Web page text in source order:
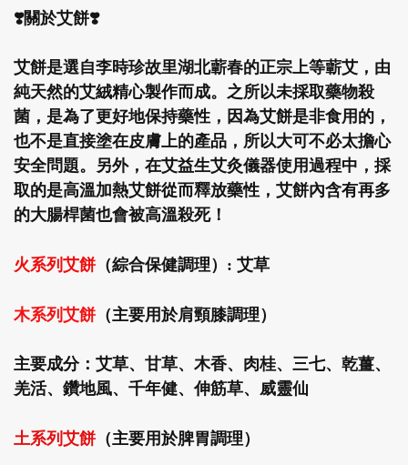
❣️關於艾餅❣️
艾餅是選自李時珍故里湖北蘄春的正宗上等蘄艾，由
純天然的艾絨精心製作而成。之所以未採取藥物殺
菌，是為了更好地保持藥性，因為艾餅是非食用的，
也不是直接塗在皮膚上的產品，所以大可不必太擔心
安全問題。另外，在艾益生艾灸儀器使用過程中，採
取的是高溫加熱艾餅從而釋放藥性，艾餅內含有再多
的大腸桿菌也會被高溫殺死！
火系列艾餅 （綜合保健調理）: 艾草
木系列艾餅 （主要用於肩頸膝調理）
主要成分：艾草、甘草、木香、肉桂、三七、乾薑、
羌活、鑽地風、千年健、伸筋草、威靈仙
土系列艾餅 （主要用於脾胃調理）